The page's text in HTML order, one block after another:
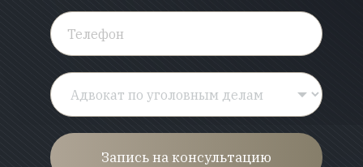
Запись на консультацию